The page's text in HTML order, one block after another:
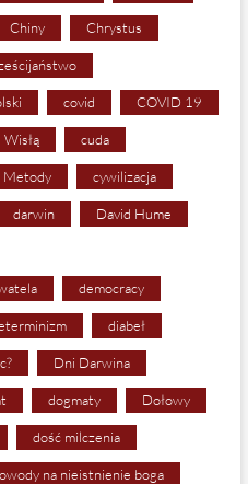
Chiny Chrystus
covid COVID 19
cuda
Metody cywilizacja
darwin David Hume
democracy
diabeł
Dni Darwina
dogmaty Dołowy
dość milczenia
na nieistnienie boga